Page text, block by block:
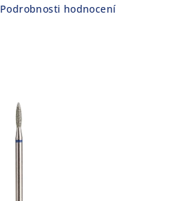
Podrobnosti hodnocení